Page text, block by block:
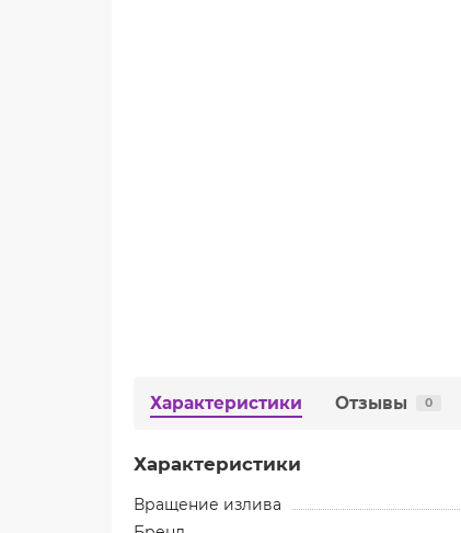
Характеристики Отзывы 0
Характеристики
Вращение излива